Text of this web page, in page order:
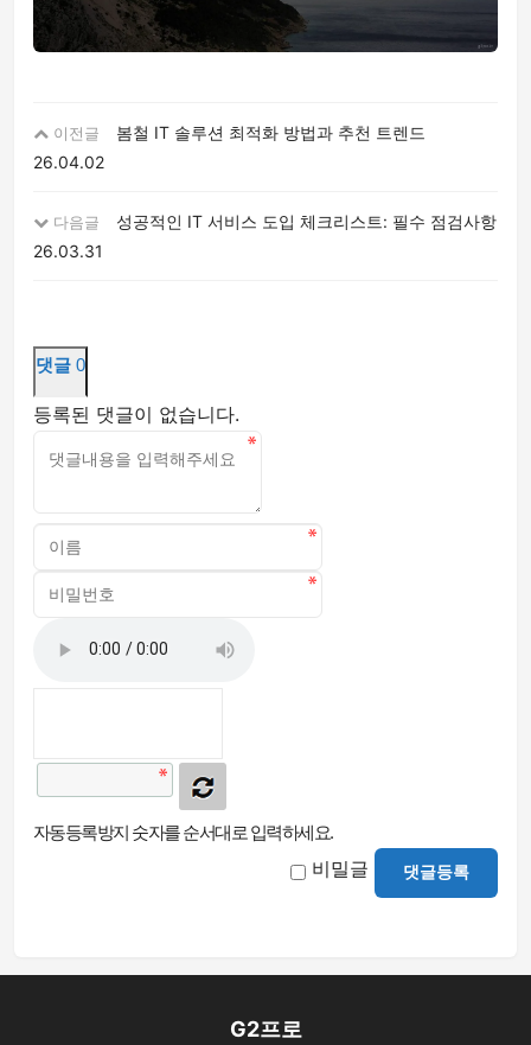
이전글
봄철 IT 솔루션 최적화 방법과 추천 트렌드
26.04.02
다음글
성공적인 IT 서비스 도입 체크리스트: 필수 점검사항
26.03.31
댓글 0
등록된 댓글이 없습니다.
자동등록방지 숫자를 순서대로 입력하세요.
비밀글 댓글등록
G2프로